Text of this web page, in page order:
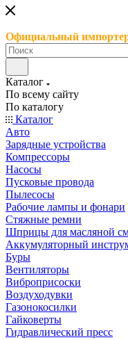
Официальный
Каталог
По всему сайту
По каталогу
Каталог
Авто
Зарядные устройства
Компрессоры
Насосы
Пусковые провода
Пылесосы
Рабочие лампы и фонари
Стяжные ремни
Шприцы для масляной
Аккумуляторный
Буры
Вентиляторы
Виброприсоски
Воздуходувки
Газонокосилки
Гайковерты
Гидравлический пресс